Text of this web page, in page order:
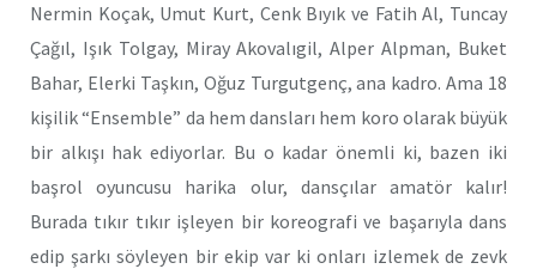
Nermin Koçak, Umut Kurt, Cenk Bıyık ve Fatih Al, Tuncay
Çağıl, Işık Tolgay, Miray Akovalıgil, Alper Alpman, Buket
Bahar, Elerki Taşkın, Oğuz Turgutgenç, ana kadro. Ama 18
kişilik “Ensemble” da hem dansları hem koro olarak büyük
bir alkışı hak ediyorlar. Bu o kadar önemli ki, bazen iki
başrol oyuncusu harika olur, dansçılar amatör kalır!
Burada tıkır tıkır işleyen bir koreografi ve başarıyla dans
edip şarkı söyleyen bir ekip var ki onları izlemek de zevk